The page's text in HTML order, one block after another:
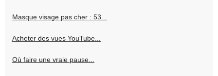
Masque visage pas cher : 53...
Acheter des vues YouTube...
Où faire une vraie pause...